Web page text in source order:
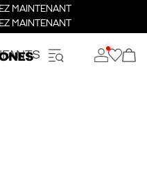
MAINTENANT
MAINTENANT